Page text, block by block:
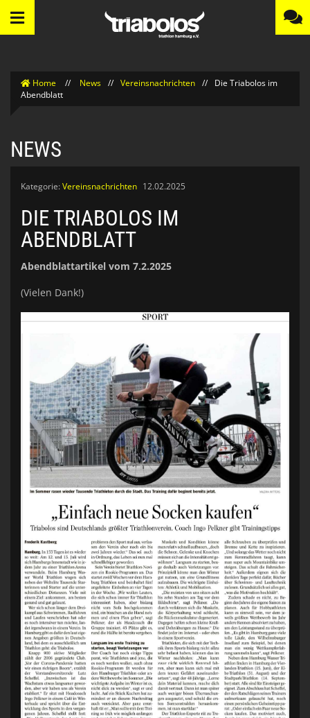
Home // News // Vereinsnachrichten //
Die Triabolos im
Abendblatt
NEWS
Kategorie:Vereinsnachrichten 12.02.2025
DIE TRIABOLOS IM
ABENDBLATT
Abendblattartikel vom 7.2.2025
(Vielen Dank!)